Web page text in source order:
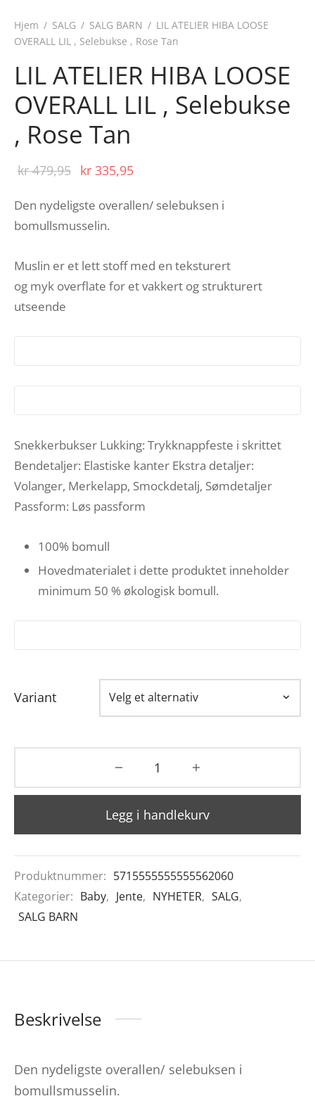
Hjem / SALG / SALG BARN / LIL ATELIER HIBA LOOSE
OVERALL LIL , Selebukse , Rose Tan
LIL ATELIER HIBA LOOSE
OVERALL LIL , Selebukse
, Rose Tan
kr479,95 Opprinnelig
kr 479,95.
kr 335,95
kr 335,95.
Den nydeligste overallen/ selebuksen i
bomullsmusselin.
Muslin er et lett stoff med en teksturert
og myk overflate for et vakkert og strukturert
utseende
Snekkerbukser Lukking: Trykknappfeste i skrittet
Bendetaljer: Elastiske kanter Ekstra detaljer:
Volanger, Merkelapp, Smockdetalj, Sømdetaljer
Passform: Løs passform
100% bomull
Hovedmaterialet i dette produktet inneholder
minimum 50 % økologisk bomull.
Variant
Legg i handlekurv
Produktnummer: 5715555555555562060
Kategorier: Baby, Jente, NYHETER, SALG,
SALG BARN
Beskrivelse
Den nydeligste overallen/ selebuksen i
bomullsmusselin.